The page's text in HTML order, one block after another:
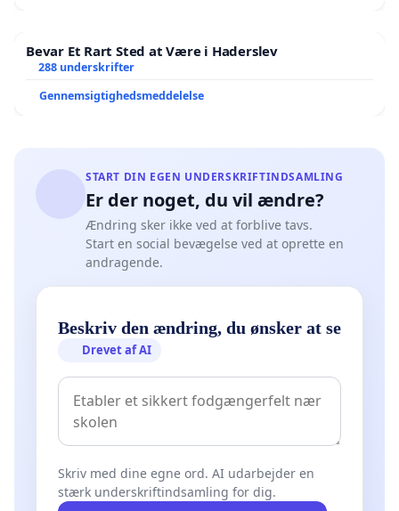
Bevar Et Rart Sted at Være i Haderslev
288 underskrifter
Gennemsigtighedsmeddelelse
START DIN EGEN UNDERSKRIFTINDSAMLING
Er der noget, du vil ændre?
Ændring sker ikke ved at forblive tavs.
Start en social bevægelse ved at oprette en
andragende.
Beskriv den ændring, du ønsker at se
Drevet af AI
Skriv med dine egne ord. AI udarbejder en
stærk underskriftindsamling for dig.